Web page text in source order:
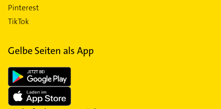
Pinterest
TikTok
Gelbe Seiten als App